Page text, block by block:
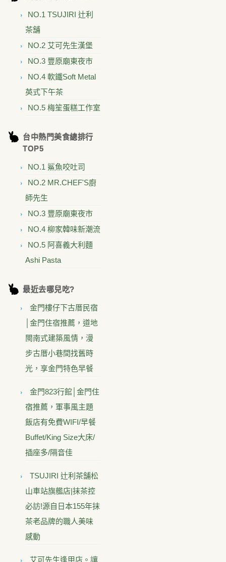
NO.1 TSUJIRI 辻利
茶舗
NO.2 艾可先生漢堡
NO.3 豐原廟東夜市
NO.4 軟鐵Soft Metal
英式下午茶
NO.5 梅笙蛋糕工作室
台中熱門美食總排行
TOP5
NO.1 鯊魚咬吐司
NO.2 MR.CHEF'S廚
師先生
NO.3 豐原廟東夜市
NO.4 柳家韓味新潮流
NO.5 阿喜義大利麵
Ashi Pasta
最近去哪兒吃?
金門樓仔下古厝民宿
│金門住宿推薦，道地
閩南式建築風情，漫
步古厝小巷間找舊時
光，享金門特色早餐
金門823行館│金門住
宿推薦，軍事風主題
飯店有免費WIFI/早餐
Buffet/King Size大床/
插座多/隔音佳
TSUJIRI 辻利茶舗松
山車站旗艦店|抹茶控
必訪!源自日本155年抹
茶老品牌的職人美味
感動
艾可先生逢甲店。讓